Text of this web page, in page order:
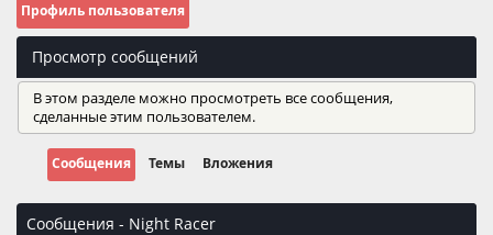
Профиль пользователя
Просмотр сообщений
В этом разделе можно просмотреть все сообщения,
сделанные этим пользователем.
Сообщения Темы Вложения
Сообщения - Night Racer